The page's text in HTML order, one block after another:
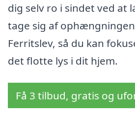
dig selv ro i sindet ved at
tage sig af
Ferritslev, så du kan
det flotte lys i dit hjem.
Få 3 tilbud, gratis og